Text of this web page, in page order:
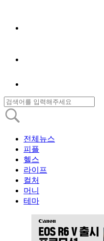
전체뉴스
피플
헬스
라이프
컬처
머니
테마